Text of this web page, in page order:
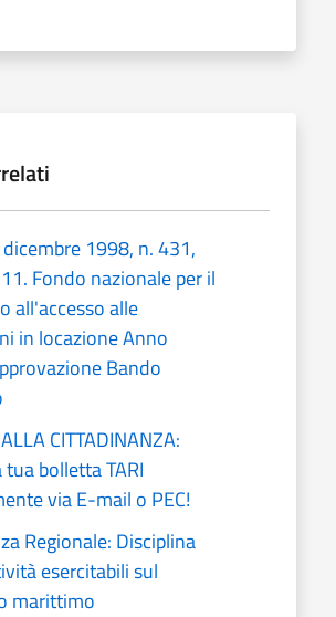
1998, n. 431,
Fondo nazionale per il
all'accesso alle
in locazione Anno
Bando
CITTADINANZA:
tua bolletta TARI
via E-mail o PEC!
Regionale: Disciplina
esercitabili sul
marittimo